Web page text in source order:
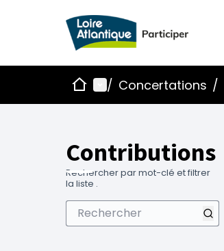
AccueilMenu principal
/ Concertations /
Contributions
Rechercher par mot-clé et filtrer
la liste .